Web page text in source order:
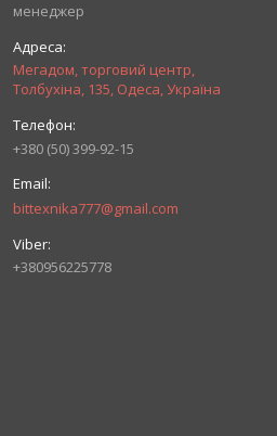
менеджер
Мегадом, торговий центр,
Толбухіна, 135, Одеса, Україна
+380 (50) 399-92-15
bittexnika777@gmail.com
+380956225778